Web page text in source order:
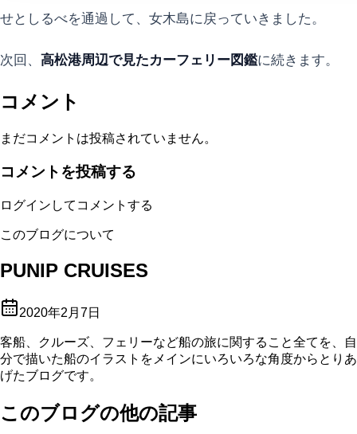
せとしるべを通過して、女木島に戻っていきました。
次回、 高松港周辺で見たカーフェリー図鑑に続きます。
コメント
まだコメントは投稿されていません。
コメントを投稿する
ログインしてコメントする
このブログについて
PUNIP CRUISES
2020年2月7日
客船、クルーズ、フェリーなど船の旅に関すること全てを、自
分で描いた船のイラストをメインにいろいろな角度からとりあ
げたブログです。
このブログの他の記事